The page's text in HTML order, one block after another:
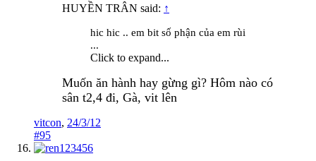
HUYỀN TRÂN said: ↑
hic hic .. em bit số phận của em rùi
...
Click to expand...
Muốn ăn hành hay gừng gì? Hôm nào có
sân t2,4 đi, Gà, vit lên
vitcon, 24/3/12
#95